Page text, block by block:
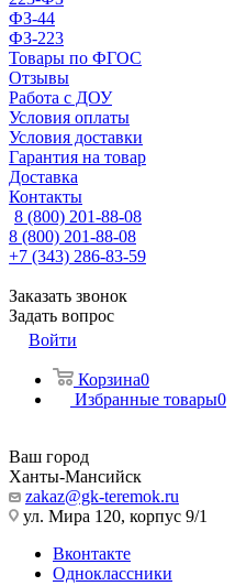
ФЗ-44
ФЗ-223
Товары по ФГОС
Отзывы
Работа с ДОУ
Условия оплаты
Условия доставки
Гарантия на товар
Доставка
Контакты
8 (800) 201-88-08
8 (800) 201-88-08
+7 (343) 286-83-59
Заказать звонок
Задать вопрос
Войти
Корзина0
Избранные товары0
Ваш город
Ханты-Мансийск
zakaz@gk-teremok.ru
ул. Мира 120, корпус 9/1
Вконтакте
Одноклассники